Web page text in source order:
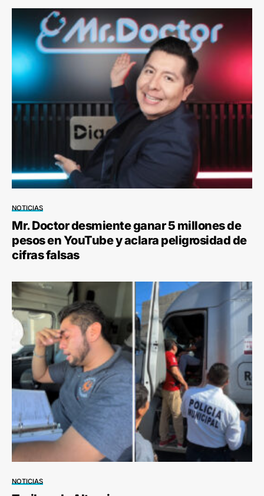
NOTICIAS
Mr. Doctor desmiente ganar 5 millones de
pesos en YouTube y aclara peligrosidad de
cifras falsas
NOTICIAS